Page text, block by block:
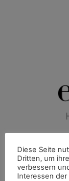
Diese Seite
Dritten, um
verbessern
Interessen